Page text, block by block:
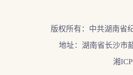
版权所有：中共湖南省
地址：湖南省长沙市
湘